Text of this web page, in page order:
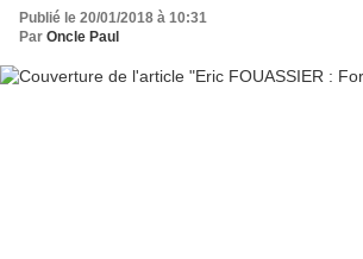
Publié le 20/01/2018 à 10:31
Par Oncle Paul